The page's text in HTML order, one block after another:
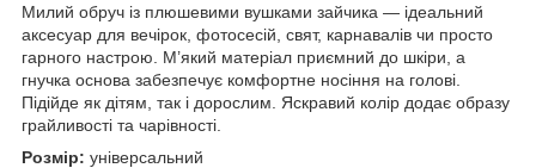
Милий обруч із плюшевими вушками зайчика — ідеальний
аксесуар для вечірок, фотосесій, свят, карнавалів чи просто
гарного настрою. М’який матеріал приємний до шкіри, а
гнучка основа забезпечує комфортне носіння на голові.
Підійде як дітям, так і дорослим. Яскравий колір додає образу
грайливості та чарівності.
Розмір: універсальний